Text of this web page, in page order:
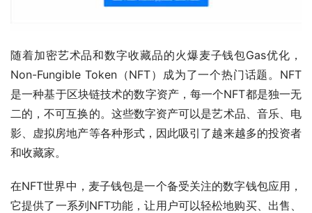
随着加密艺术品和数字收藏品的火爆麦子钱包Gas优化，
Non-Fungible Token（NFT）成为了一个热门话题。NFT
是一种基于区块链技术的数字资产，每一个NFT都是独一无
二的，不可互换的。这些数字资产可以是艺术品、音乐、电
影、虚拟房地产等各种形式，因此吸引了越来越多的投资者
和收藏家。
在NFT世界中，麦子钱包是一个备受关注的数字钱包应用，
它提供了一系列NFT功能，让用户可以轻松地购买、出售、